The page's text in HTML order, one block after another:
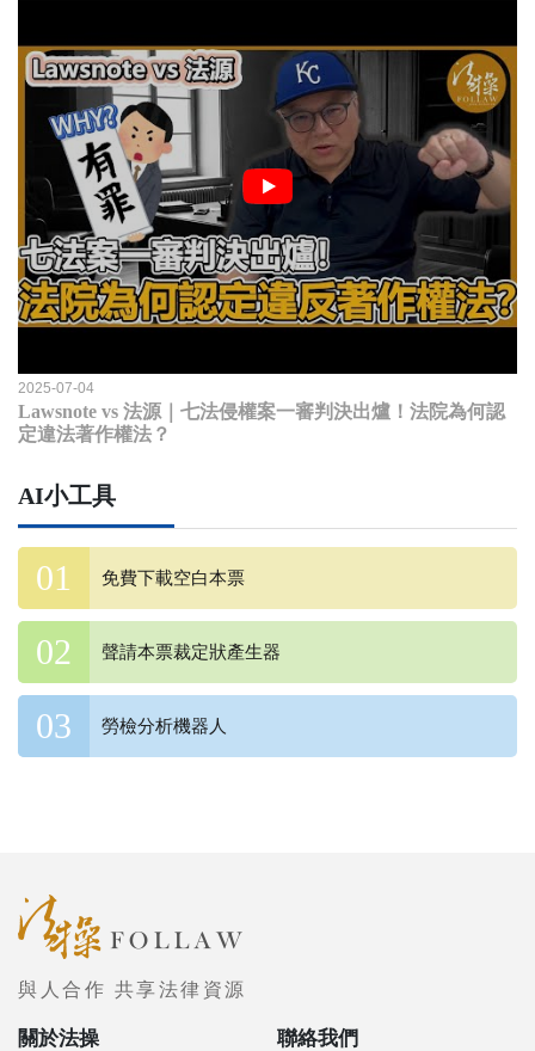
2025-07-04
Lawsnote vs 法源｜七法侵權案一審判決出爐！法院為何認
定違法著作權法？
AI小工具
免費下載空白本票
聲請本票裁定狀產生器
勞檢分析機器人
與人合作 共享法律資源
關於法操 聯絡我們